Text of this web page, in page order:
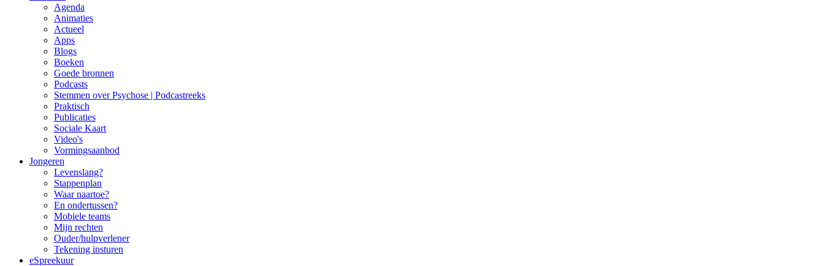
Agenda
Animaties
Actueel
Apps
Blogs
Boeken
Goede bronnen
Podcasts
Stemmen over Psychose | Podcastreeks
Praktisch
Publicaties
Sociale Kaart
Video's
Vormingsaanbod
Jongeren
Levenslang?
Stappenplan
Waar naartoe?
En ondertussen?
Mobiele teams
Mijn rechten
Ouder/hulpverlener
Tekening insturen
eSpreekuur